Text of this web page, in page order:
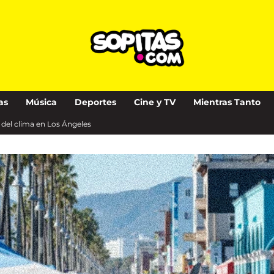
Música Deportes Cine y TV Mientras Tanto
clima en Los Ángeles